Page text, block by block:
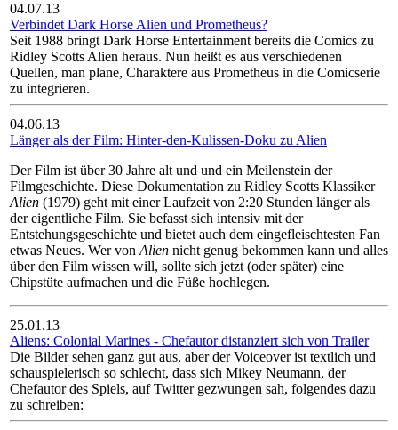
04.07.13
Verbindet Dark Horse Alien und Prometheus?
Seit 1988 bringt Dark Horse Entertainment bereits die Comics zu
Ridley Scotts Alien heraus. Nun heißt es aus verschiedenen
Quellen, man plane, Charaktere aus Prometheus in die Comicserie
zu integrieren.
04.06.13
Länger als der Film: Hinter-den-Kulissen-Doku zu Alien
Der Film ist über 30 Jahre alt und und ein Meilenstein der
Filmgeschichte. Diese Dokumentation zu Ridley Scotts Klassiker
Alien (1979) geht mit einer Laufzeit von 2:20 Stunden länger als
der eigentliche Film. Sie befasst sich intensiv mit der
Entstehungsgeschichte und bietet auch dem eingefleischtesten Fan
etwas Neues. Wer von Alien nicht genug bekommen kann und alles
über den Film wissen will, sollte sich jetzt (oder später) eine
Chipstüte aufmachen und die Füße hochlegen.
25.01.13
Aliens: Colonial Marines - Chefautor distanziert sich von Trailer
Die Bilder sehen ganz gut aus, aber der Voiceover ist textlich und
schauspielerisch so schlecht, dass sich Mikey Neumann, der
Chefautor des Spiels, auf Twitter gezwungen sah, folgendes dazu
zu schreiben: